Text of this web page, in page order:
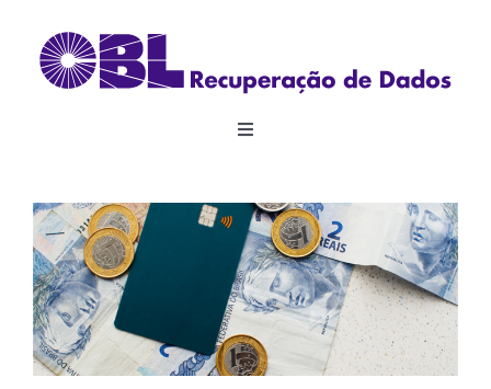
content
Toggle
Sobre
Recuperação de Dados